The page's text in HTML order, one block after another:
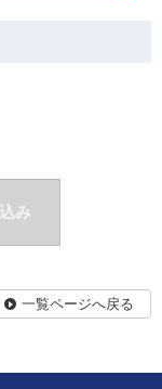
み
一覧ページへ戻る